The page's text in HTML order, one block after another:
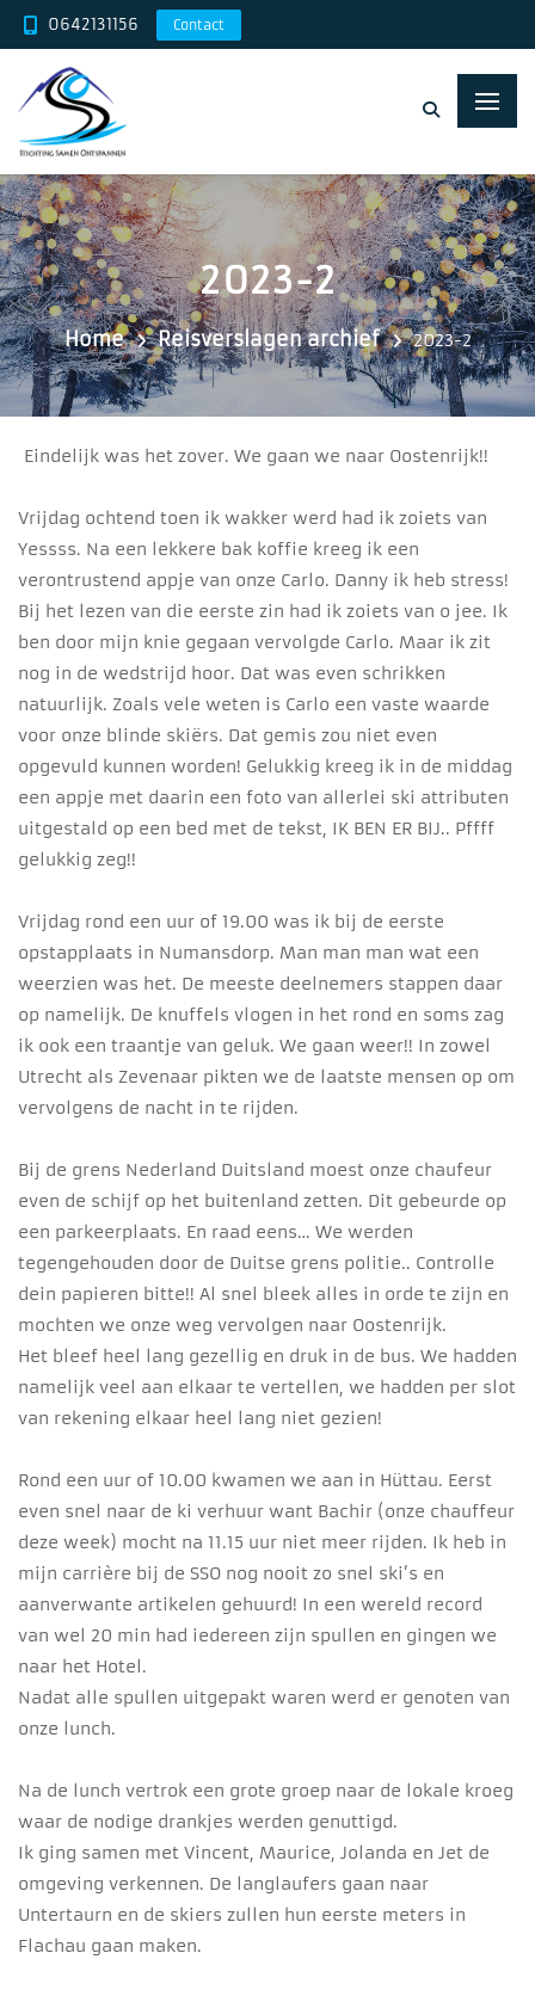
0642131156 Contact
2023-2
Home Reisverslagen archief 2023-2
Eindelijk was het zover. We gaan we naar Oostenrijk!!
Vrijdag ochtend toen ik wakker werd had ik zoiets van
Yessss. Na een lekkere bak koffie kreeg ik een
verontrustend appje van onze Carlo. Danny ik heb stress!
Bij het lezen van die eerste zin had ik zoiets van o jee. Ik
ben door mijn knie gegaan vervolgde Carlo. Maar ik zit
nog in de wedstrijd hoor. Dat was even schrikken
natuurlijk. Zoals vele weten is Carlo een vaste waarde
voor onze blinde skiërs. Dat gemis zou niet even
opgevuld kunnen worden! Gelukkig kreeg ik in de middag
een appje met daarin een foto van allerlei ski attributen
uitgestald op een bed met de tekst, IK BEN ER BIJ.. Pffff
gelukkig zeg!!
Vrijdag rond een uur of 19.00 was ik bij de eerste
opstapplaats in Numansdorp. Man man man wat een
weerzien was het. De meeste deelnemers stappen daar
op namelijk. De knuffels vlogen in het rond en soms zag
ik ook een traantje van geluk. We gaan weer!! In zowel
Utrecht als Zevenaar pikten we de laatste mensen op om
vervolgens de nacht in te rijden.
Bij de grens Nederland Duitsland moest onze chaufeur
even de schijf op het buitenland zetten. Dit gebeurde op
een parkeerplaats. En raad eens… We werden
tegengehouden door de Duitse grens politie.. Controlle
dein papieren bitte!! Al snel bleek alles in orde te zijn en
mochten we onze weg vervolgen naar Oostenrijk.
Het bleef heel lang gezellig en druk in de bus. We hadden
namelijk veel aan elkaar te vertellen, we hadden per slot
van rekening elkaar heel lang niet gezien!
Rond een uur of 10.00 kwamen we aan in Hüttau. Eerst
even snel naar de ki verhuur want Bachir (onze chauffeur
deze week) mocht na 11.15 uur niet meer rijden. Ik heb in
mijn carrière bij de SSO nog nooit zo snel ski’s en
aanverwante artikelen gehuurd! In een wereld record
van wel 20 min had iedereen zijn spullen en gingen we
naar het Hotel.
Nadat alle spullen uitgepakt waren werd er genoten van
onze lunch.
Na de lunch vertrok een grote groep naar de lokale kroeg
waar de nodige drankjes werden genuttigd.
Ik ging samen met Vincent, Maurice, Jolanda en Jet de
omgeving verkennen. De langlaufers gaan naar
Untertaurn en de skiers zullen hun eerste meters in
Flachau gaan maken.